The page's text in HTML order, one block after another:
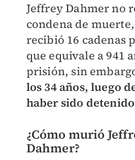
Jeffrey Dahmer no
condena de
recibió 16 cadenas
que equivale a 941
prisión, sin
los 34 años, luego
haber sido
¿Cómo murió
Dahmer?